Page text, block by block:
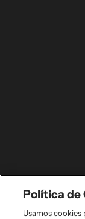
Política de
Usamos cookies